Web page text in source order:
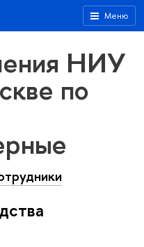
Меню
НИУ
по